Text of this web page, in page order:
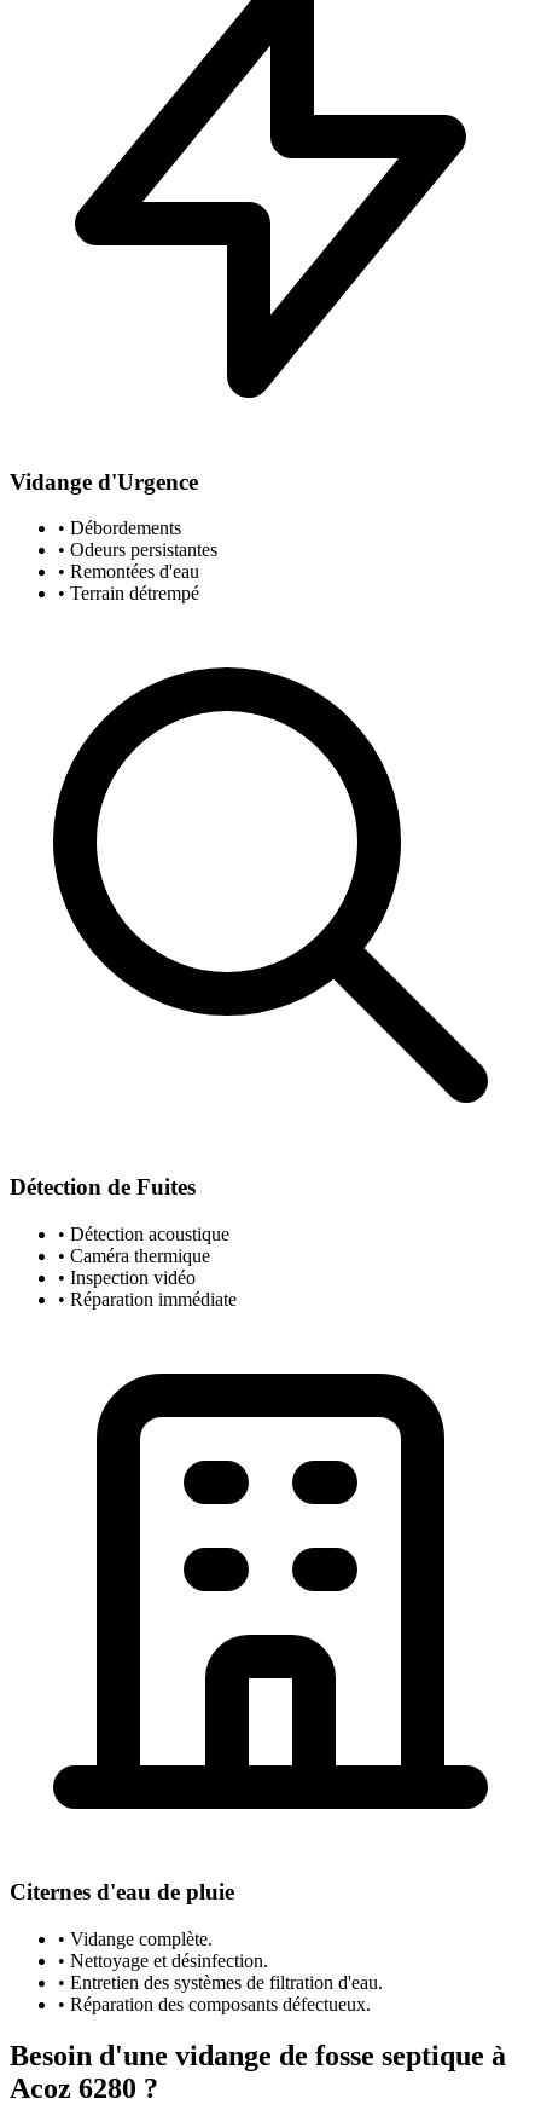
Vidange d'Urgence
• Débordements
• Odeurs persistantes
• Remontées d'eau
• Terrain détrempé
Détection de Fuites
• Détection acoustique
• Caméra thermique
• Inspection vidéo
• Réparation immédiate
Citernes d'eau de pluie
• Vidange complète.
• Nettoyage et désinfection.
• Entretien des systèmes de filtration d'eau.
• Réparation des composants défectueux.
Besoin d'une vidange de fosse septique à
Acoz 6280 ?